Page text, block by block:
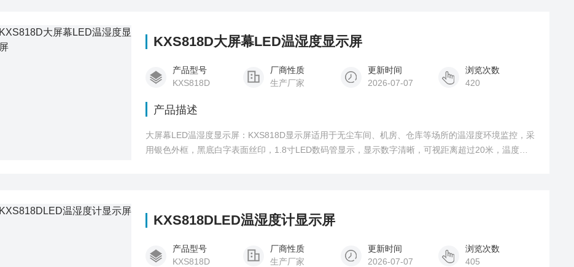
KXS818D大屏幕LED温湿度显示屏
产品型号
KXS818D
厂商性质
生产厂家
更新时间
2026-07-07
浏览次数
420
产品描述
大屏幕LED温湿度显示屏：KXS818D显示屏适用于无尘车间、机房、仓库等场所的温湿度环境监控，采
用银色外框，黑底白字表面丝印，1.8寸LED数码管显示，显示数字清晰，可视距离超过20米，温度如
KXS818DLED温湿度计显示屏
产品型号
KXS818D
厂商性质
生产厂家
更新时间
2026-07-07
浏览次数
405